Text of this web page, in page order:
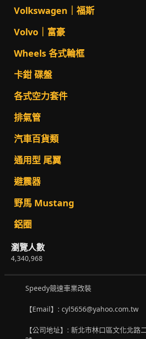
Volkswagen｜福斯
Volvo｜富豪
Wheels 各式輪框
卡鉗 碟盤
各式空力套件
排氣管
汽車百貨類
通用型 尾翼
避震器
野馬 Mustang
鋁圈
瀏覽人數
4,340,968
Speedy競速車業改裝
【Email】: cyl5656@yahoo.com.tw
【公司地址】: 新北市林口區文化北路